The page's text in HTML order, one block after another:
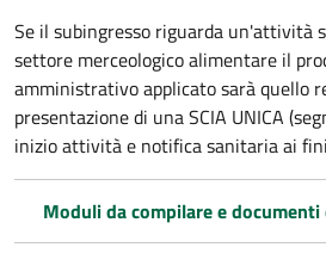
Se il subingresso riguarda un'attività
settore merceologico alimentare il
amministrativo applicato sarà quello
presentazione di una SCIA UNICA
inizio attività e notifica sanitaria ai
Moduli da compilare e documenti